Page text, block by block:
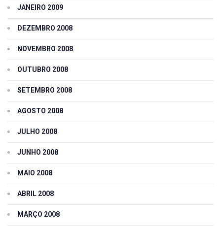
JANEIRO 2009
DEZEMBRO 2008
NOVEMBRO 2008
OUTUBRO 2008
SETEMBRO 2008
AGOSTO 2008
JULHO 2008
JUNHO 2008
MAIO 2008
ABRIL 2008
MARÇO 2008